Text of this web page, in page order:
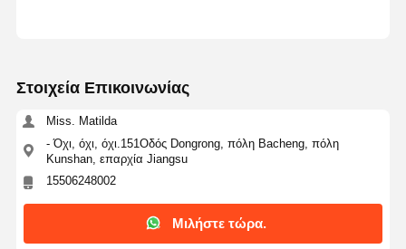
Στοιχεία Επικοινωνίας
Miss. Matilda
- Όχι, όχι, όχι.151Οδός Dongrong, πόλη Bacheng, πόλη
Kunshan, επαρχία Jiangsu
15506248002
Μιλήστε τώρα.